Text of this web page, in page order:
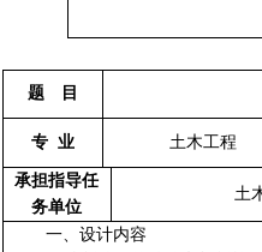
题 目
专 业 土木工程
承担指导任
务单位
土
一、设计内容